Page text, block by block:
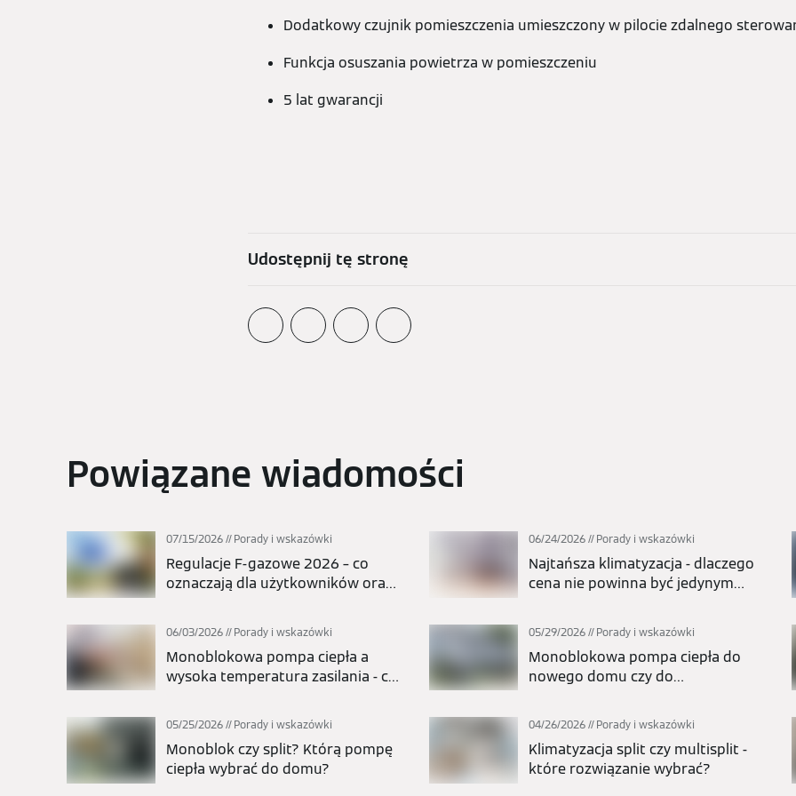
Dodatkowy czujnik pomieszczenia umieszczony w pilocie zdalnego
Funkcja osuszania powietrza w pomieszczeniu
5 lat gwarancji
Udostępnij tę stronę
Powiązane wiadomości
07/15/2026 Porady i wskazówki
Regulacje F-gazowe 2026 – co
oznaczają dla użytkowników oraz
06/24/2026 Porady i wskazówki
Najtańsza klimatyzacja - dlaczego
cena nie powinna być jedynym
06/03/2026 Porady i wskazówki
Monoblokowa pompa ciepła a
wysoka temperatura zasilania - czy
05/29/2026 Porady i wskazówki
Monoblokowa pompa ciepła do
nowego domu czy do
05/25/2026 Porady i wskazówki
Monoblok czy split? Którą pompę
ciepła wybrać do domu?
04/26/2026 Porady i wskazówki
Klimatyzacja split czy multisplit -
które rozwiązanie wybrać?